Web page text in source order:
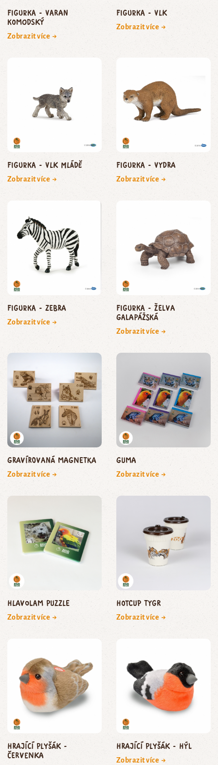
Figurka - varan
komodský
Zobrazit více →
Figurka - vlk
Zobrazit více →
Figurka - vlk mládě
Zobrazit více →
Figurka - vydra
Zobrazit více →
Figurka - zebra
Zobrazit více →
Figurka - želva
galapážská
Zobrazit více →
Gravírovaná magnetka
Zobrazit více →
Guma
Zobrazit více →
Hlavolam puzzle
Zobrazit více →
HOTCUP tygr
Zobrazit více →
Hrající plyšák -
červenka
Hrající plyšák - hýl
Zobrazit více →